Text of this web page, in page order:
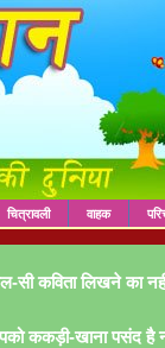
चित्रावली वाहक
कविता लिखने का
ककड़ी-खाना पसंद है